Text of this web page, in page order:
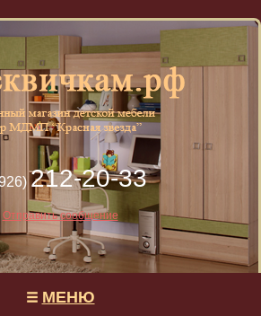
212-20-33
Отправить сообщение
МЕНЮ